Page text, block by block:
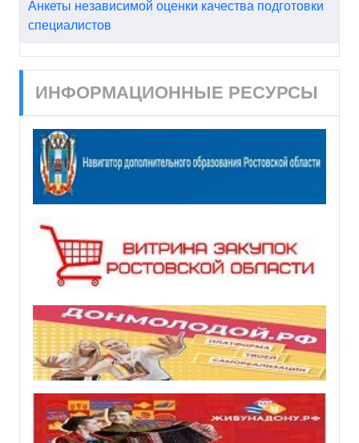
Анкеты независимой оценки качества подготовки
специалистов
ИНФОРМАЦИОННЫЕ РЕСУРСЫ